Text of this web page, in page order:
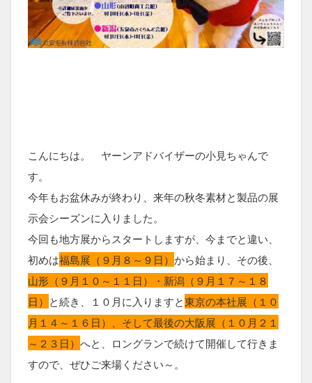
こんにちは。 ヤーンアドバイザーの小見ちゃんで
す。
今年もお盆休みが終わり、来年の秋冬素材と製品の展
示会シーズンに入りました。
今回も地方展からスタートしますが、今までと違い、
初めは福島展（９月８～９日） から始まり、その後、
山形（９月１０～１１日）・新潟（９月１７～１８
日） と続き、１０月に入りますと東京の本社展（１０
月１４～１６日）、そして最後の大阪展（１０月２１
～２３日） へと、ロングランで続けて開催して行きま
すので、ぜひご来場ください～。